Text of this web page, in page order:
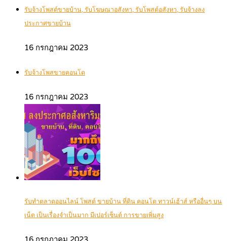
รับจ้างโพสต์ขายบ้าน, รับโฆษณาอสังหา, รับโพสต์อสังหา, รับจ้างลง
ประกาศขายบ้าน
16 กรกฎาคม 2023
รับจ้างโพสขายคอนโด
16 กรกฎาคม 2023
รับทำตลาดออนไลน์ โพสต์ ขายบ้าน ที่ดิน คอนโด ทาวน์เฮ้าส์ หรืออื่นๆ บน
เน็ต เป็นเรื่องจำเป็นมาก มีเปอร์เซ็นต์ การขายเพิ่มสูง